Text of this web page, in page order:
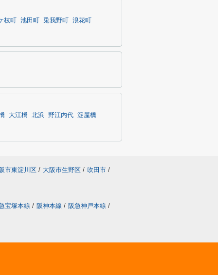
枝町 池田町 兎我野町 浪花町
大江橋 北浜 野江内代 淀屋橋
市東淀川区 / 大阪市生野区 / 吹田市 /
宝塚本線 / 阪神本線 / 阪急神戸本線 /